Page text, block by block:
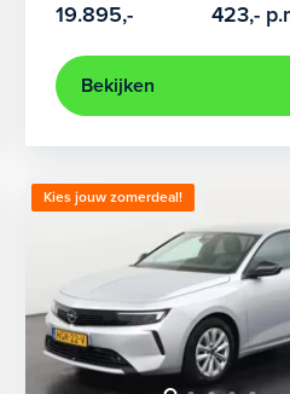
19.895,- 423,-
Bekijken
Kies jouw zomerdeal!